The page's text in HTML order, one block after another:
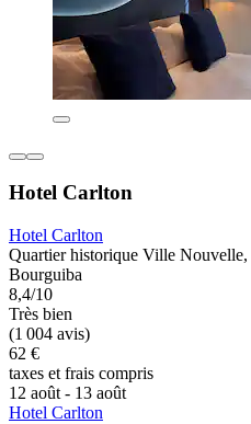
Hotel Carlton
Hotel Carlton
Quartier historique Ville
Bourguiba
8,4/10
Très bien
(1 004 avis)
62 €
taxes et frais compris
12 août - 13 août
Hotel Carlton